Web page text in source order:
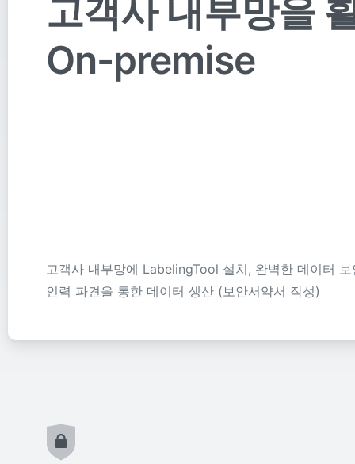
고객사 내부망을
On-premise
고객사 내부망에 LabelingTool 설치, 완벽한 데이터
인력 파견을 통한 데이터 생산 (보안서약서 작성)